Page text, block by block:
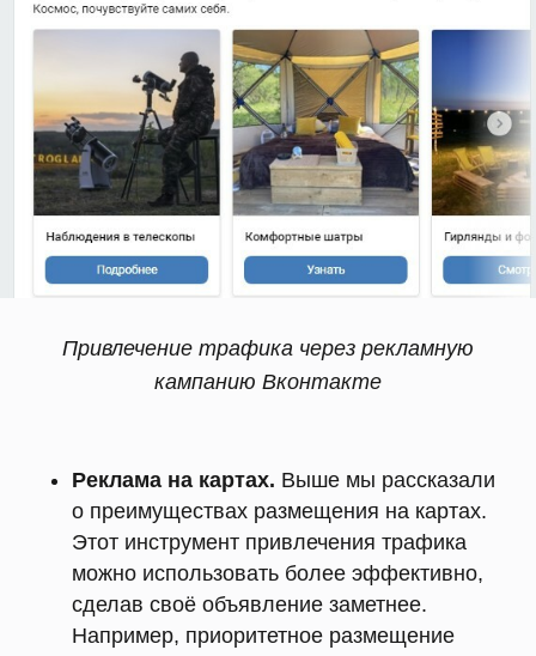
Привлечение трафика через рекламную
кампанию Вконтакте
Реклама на картах. Выше мы рассказали
о преимуществах размещения на картах.
Этот инструмент привлечения трафика
можно использовать более эффективно,
сделав своё объявление заметнее.
Например, приоритетное размещение